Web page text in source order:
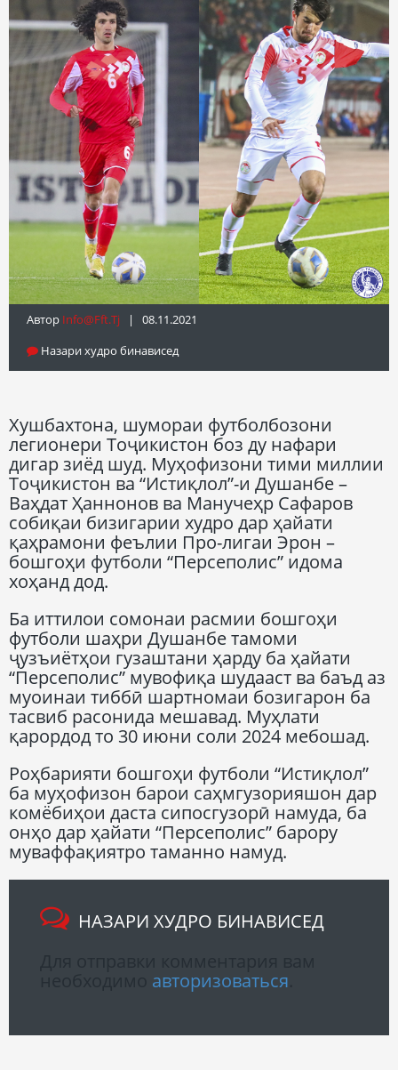
Автор Info@fft.tj | 08.11.2021
Назари худро бинависед
Хушбахтона, шумораи футболбозони
легионери Тоҷикистон боз ду нафари
дигар зиёд шуд. Муҳофизони тими миллии
Тоҷикистон ва “Истиқлол”-и Душанбе –
Ваҳдат Ҳаннонов ва Манучеҳр Сафаров
собиқаи бизигарии худро дар ҳайати
қаҳрамони феълии Про-лигаи Эрон –
бошгоҳи футболи “Персеполис” идома
хоҳанд дод.
Ба иттилои сомонаи расмии бошгоҳи
футболи шаҳри Душанбе тамоми
ҷузъиётҳои гузаштани ҳарду ба ҳайати
“Персеполис” мувофиқа шудааст ва баъд аз
муоинаи тиббӣ шартномаи бозигарон ба
тасвиб расонида мешавад. Муҳлати
қарордод то 30 июни соли 2024 мебошад.
Роҳбарияти бошгоҳи футболи “Истиқлол”
ба муҳофизон барои саҳмгузорияшон дар
комёбиҳои даста сипосгузорӣ намуда, ба
онҳо дар ҳайати “Персеполис” барору
муваффақиятро таманно намуд.
НАЗАРИ ХУДРО БИНАВИСЕД
авторизоваться